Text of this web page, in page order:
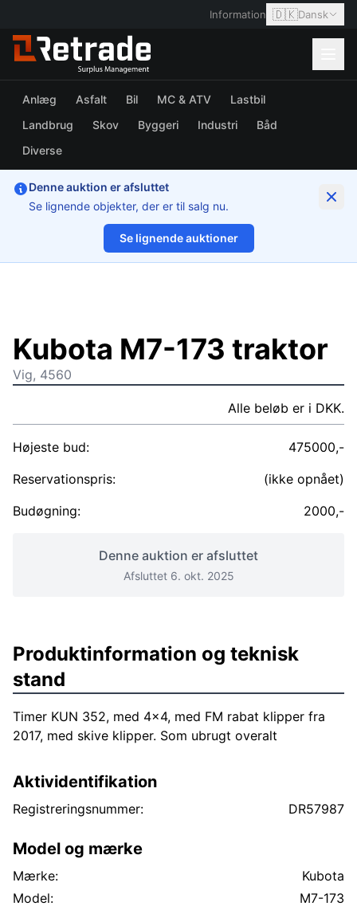
Information 🇩🇰Dansk
Anlæg Asfalt Bil MC & ATV
Lastbil
Landbrug
Skov Byggeri Industri
Båd
Diverse
Denne auktion er afsluttet
Se lignende objekter, der er til salg nu.
Se lignende auktioner
1/52
Kubota M7-173 traktor
Vig, 4560
Alle beløb er i DKK.
Højeste bud:
475000,-
Reservationspris:
(ikke opnået)
Budøgning:
2000,-
Denne auktion er afsluttet
Afsluttet 6. okt. 2025
Produktinformation og teknisk
stand
Timer KUN 352, med 4x4, med FM rabat klipper fra
2017, med skive klipper. Som ubrugt overalt
Aktividentifikation
Registreringsnummer: DR57987
Model og mærke
Mærke:
Kubota
Model:
M7-173